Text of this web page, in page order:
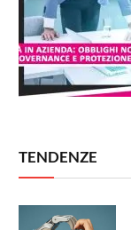
TENDENZE